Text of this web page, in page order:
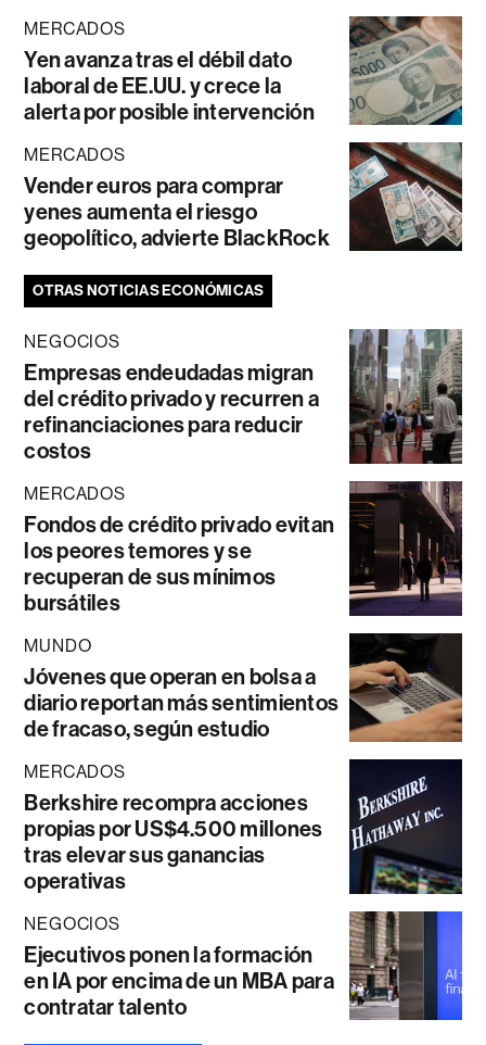
MERCADOS
Yen avanza tras el débil dato
laboral de EE.UU. y crece la
alerta por posible intervención
MERCADOS
Vender euros para comprar
yenes aumenta el riesgo
geopolítico, advierte BlackRock
OTRAS NOTICIAS ECONÓMICAS
NEGOCIOS
Empresas endeudadas migran
del crédito privado y recurren a
refinanciaciones para reducir
costos
MERCADOS
Fondos de crédito privado evitan
los peores temores y se
recuperan de sus mínimos
bursátiles
MUNDO
Jóvenes que operan en bolsa a
diario reportan más sentimientos
de fracaso, según estudio
MERCADOS
Berkshire recompra acciones
propias por US$4.500 millones
tras elevar sus ganancias
operativas
NEGOCIOS
Ejecutivos ponen la formación
en IA por encima de un MBA para
contratar talento